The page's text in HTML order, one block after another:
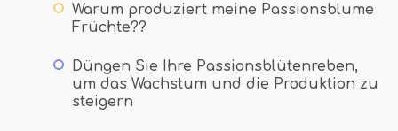
Warum produziert meine Passionsblume
Früchte??
Düngen Sie Ihre Passionsblütenreben,
um das Wachstum und die Produktion zu
steigern